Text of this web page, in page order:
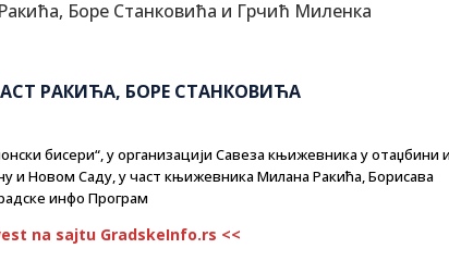
РАКИЋА, БОРЕ СТАНКОВИЋА
бисери“, у организацији Савеза књижевника у отаџбини и
и Новом Саду, у част књижевника Милана Ракића, Борисава
инфо Програм
na sajtu GradskeInfo.rs <<